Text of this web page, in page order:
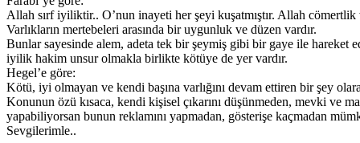
Allah sırf iyiliktir.. O’nun inayeti her şeyi kuşatmıştır. Allah cömertlik
Varlıkların mertebeleri arasında bir uygunluk ve düzen vardır.
Bunlar sayesinde alem, adeta tek bir şeymiş gibi bir gaye ile hareket
iyilik hakim unsur olmakla birlikte kötüye de yer vardır.
Hegel’e göre:
Kötü, iyi olmayan ve kendi başına varlığını devam ettiren bir şey
Konunun özü kısaca, kendi kişisel çıkarını düşünmeden, mevki ve
yapabiliyorsan bunun reklamını yapmadan, gösterişe kaçmadan
Sevgilerimle..